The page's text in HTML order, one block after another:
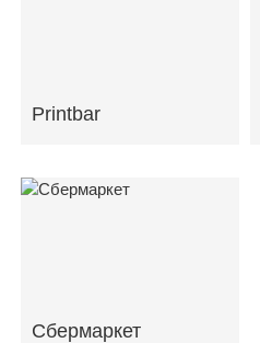
Printbar
Сбермаркет